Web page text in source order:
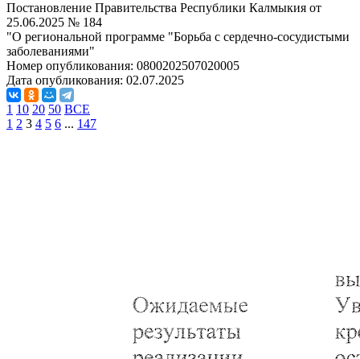
Постановление Правительства Республики Калмыкия от
25.06.2025 № 184
"О региональной программе "Борьба с сердечно-сосудистыми
заболеваниями"
Номер опубликования: 0800202507020005
Дата опубликования: 02.07.2025
1 10 20 50 ВСЕ
1 2 3 4 5 6 ... 147